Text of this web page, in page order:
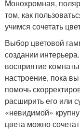
Монохромная,
том, как
учимся сочетать
Выбор цветовой
создании
восприятие
настроение, пока
помочь
расширить его или
«невидимой»
цвета можно